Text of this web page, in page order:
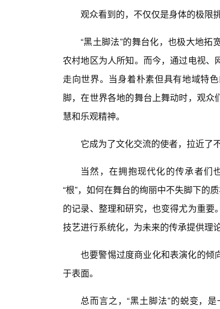
观众看到的，不仅仅是身体的极限
“黑土脚法”的舞台化，也极大地
农村地区为人所知。而今，通过电视
走向世界。当身着朴素但具有地域特
脚，在世界各地的舞台上舞动时，观
慧和乐观精神。
它成为了文化交流的使者，拉近了
当然，在拥抱现代化的传承者们
“根”，如何在舞台的绚丽中不失脚下的
的记录、整理和研究，也变得尤为重
技艺进行系统化，为未来的传承提供理
也要警惕过度商业化和表演化的倾
于表面。
总而言之，“黑土脚法”的蜕变，